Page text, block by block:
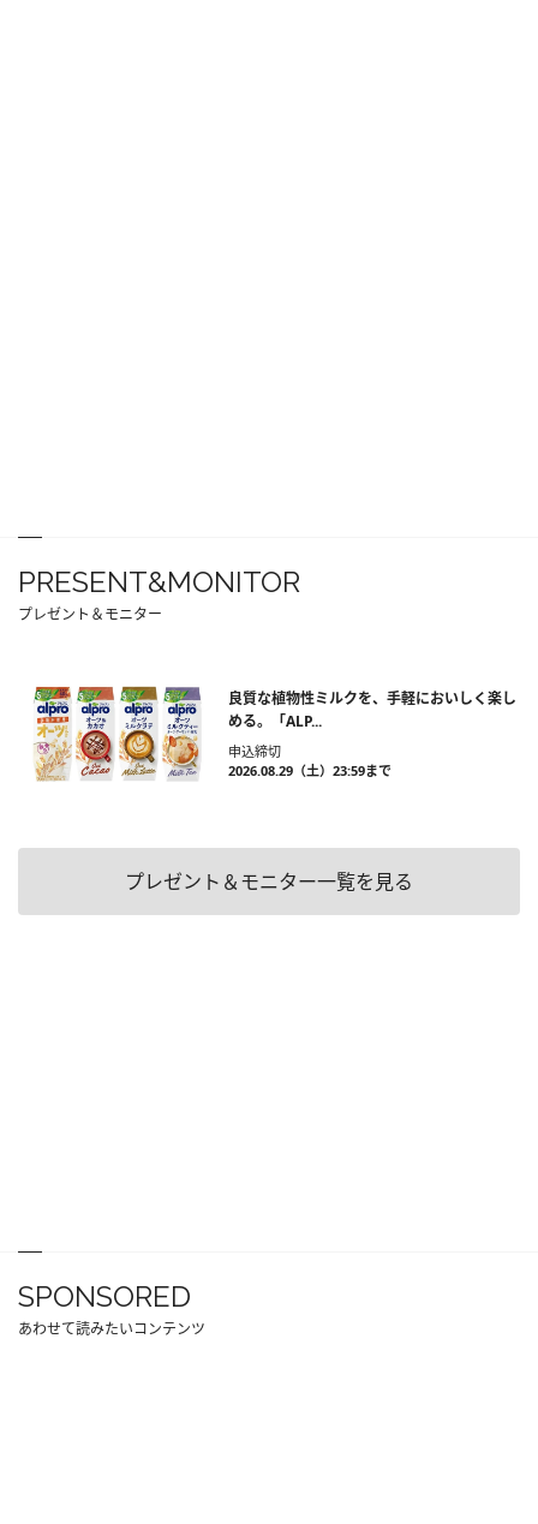
PRESENT&MONITOR
プレゼント＆モニター
良質な植物性ミルクを、手軽においしく楽し
める。「ALP...
申込締切
2026.08.29（土）23:59まで
プレゼント＆モニター一覧を見る
SPONSORED
あわせて読みたいコンテンツ